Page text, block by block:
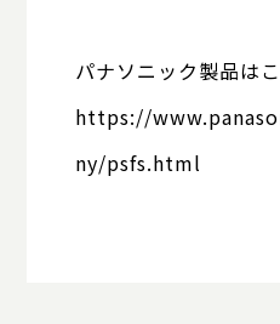
パナソニック製品は
https://
ny/psfs.html